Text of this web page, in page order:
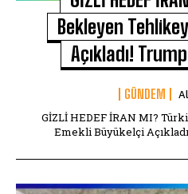
Bekleyen
Açıkladı!
GÜNDEM
GİZLİ HEDEF İRAN MI?
Emekli Büyükelçi